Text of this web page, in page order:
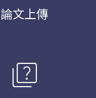
論文上傳
quiz